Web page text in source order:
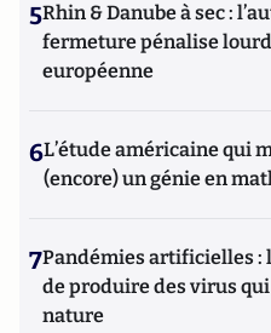
5Rhin & Danube à sec :
fermeture pénalise
européenne
6L’étude américaine qui
(encore) un génie en
7Pandémies artificielles :
de produire des virus
nature